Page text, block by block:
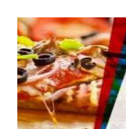
Πανιώνιος: